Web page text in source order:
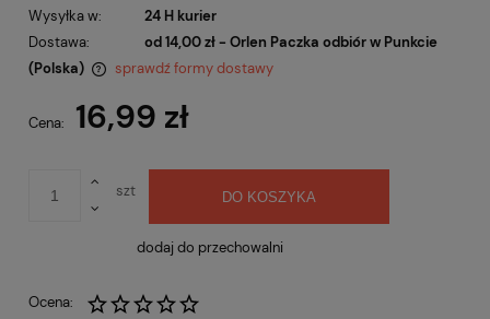
Wysyłka w:
24 H kurier
Dostawa:
od 14,00 zł - Orlen Paczka odbiór w Punkcie
(Polska)
sprawdź formy dostawy
Cena: 16,99 zł
szt DO KOSZYKA
dodaj do przechowalni
Ocena: